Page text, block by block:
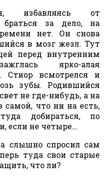
избавляясь от
за дело, на
нет. Он снова
в мозг жезл. Тут
перед внутренним
ярко-алая
Стиор всмотрелся и
зубы. Родившийся
не где-нибудь, а на
самой, что ни на есть,
добираться, по
если не четыре…
слышно спросил сам
туда свои старые
что ли?